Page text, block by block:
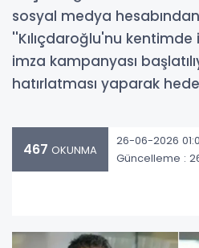
sosyal medya
''Kılıçdaroğlu'nu
imza kampanyası
hatırlatması yaparak
467 OKUNMA
26-06-2026
Güncelleme :